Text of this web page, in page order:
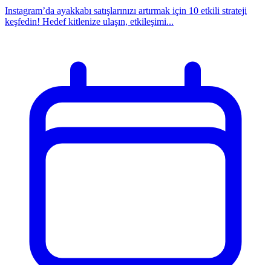
Instagram’da ayakkabı satışlarınızı artırmak için 10 etkili strateji
keşfedin! Hedef kitlenize ulaşın, etkileşimi...